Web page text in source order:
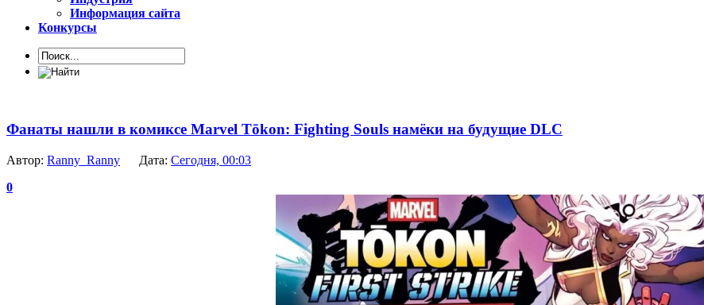
Информация сайта
Конкурсы
Фанаты нашли в комиксе Marvel Tōkon: Fighting Souls намёки на будущие DLC
Автор: Ranny_Ranny Дата: Сегодня, 00:03
0